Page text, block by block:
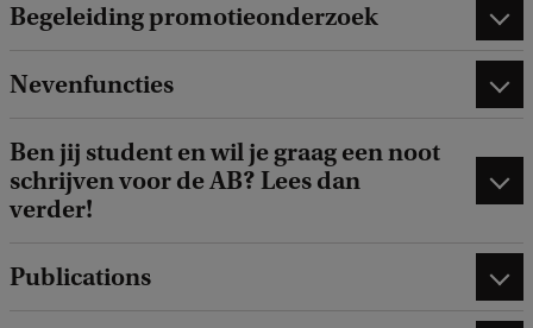
Begeleiding promotieonderzoek
Nevenfuncties
Ben jij student en wil je graag een noot
schrijven voor de AB? Lees dan
verder!
Publications